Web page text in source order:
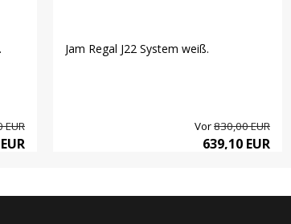
EUR
Jam Regal J22 System weiß.
Vor830,00 EUR
639,10 EUR